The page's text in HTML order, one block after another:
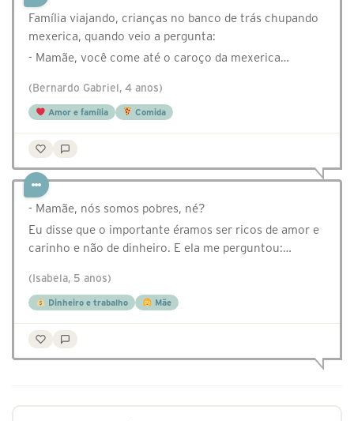
Família viajando, crianças no banco de trás chupando
mexerica, quando veio a pergunta:
- Mamãe, você come até o caroço da mexerica…
(Bernardo Gabriel, 4 anos)
Amor e família Comida
- Mamãe, nós somos pobres, né?
Eu disse que o importante éramos ser ricos de amor e
carinho e não de dinheiro. E ela me perguntou:…
(Isabela, 5 anos)
Dinheiro e trabalho Mãe